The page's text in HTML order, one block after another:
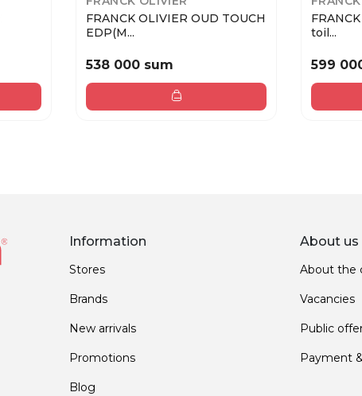
FRANCK OLIVIER OUD TOUCH
EDP(M...
538 000 sum
toil...
599
Information
Stores
Brands
New arrivals
Promotions
Blog
About us
About the
Vacancies
Public
Payment